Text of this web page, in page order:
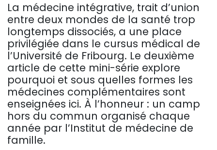
La médecine intégrative, trait d’union
entre deux mondes de la santé trop
longtemps dissociés, a une place
privilégiée dans le cursus médical de
l’Université de Fribourg. Le deuxième
article de cette mini-série explore
pourquoi et sous quelles formes les
médecines complémentaires sont
enseignées ici. À l’honneur : un camp
hors du commun organisé chaque
année par l’Institut de médecine de
famille.